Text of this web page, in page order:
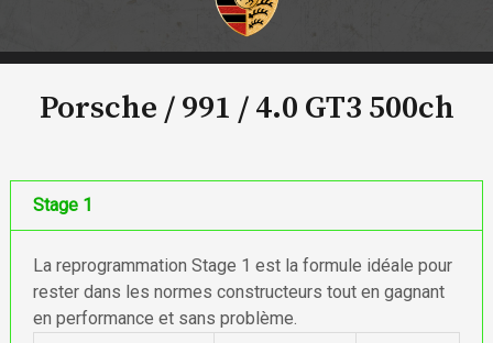
Porsche / 991 /4.0 GT3 500ch
Stage 1
La reprogrammation Stage 1 est la formule idéale pour
rester dans les normes constructeurs tout en gagnant
en performance et sans problème.